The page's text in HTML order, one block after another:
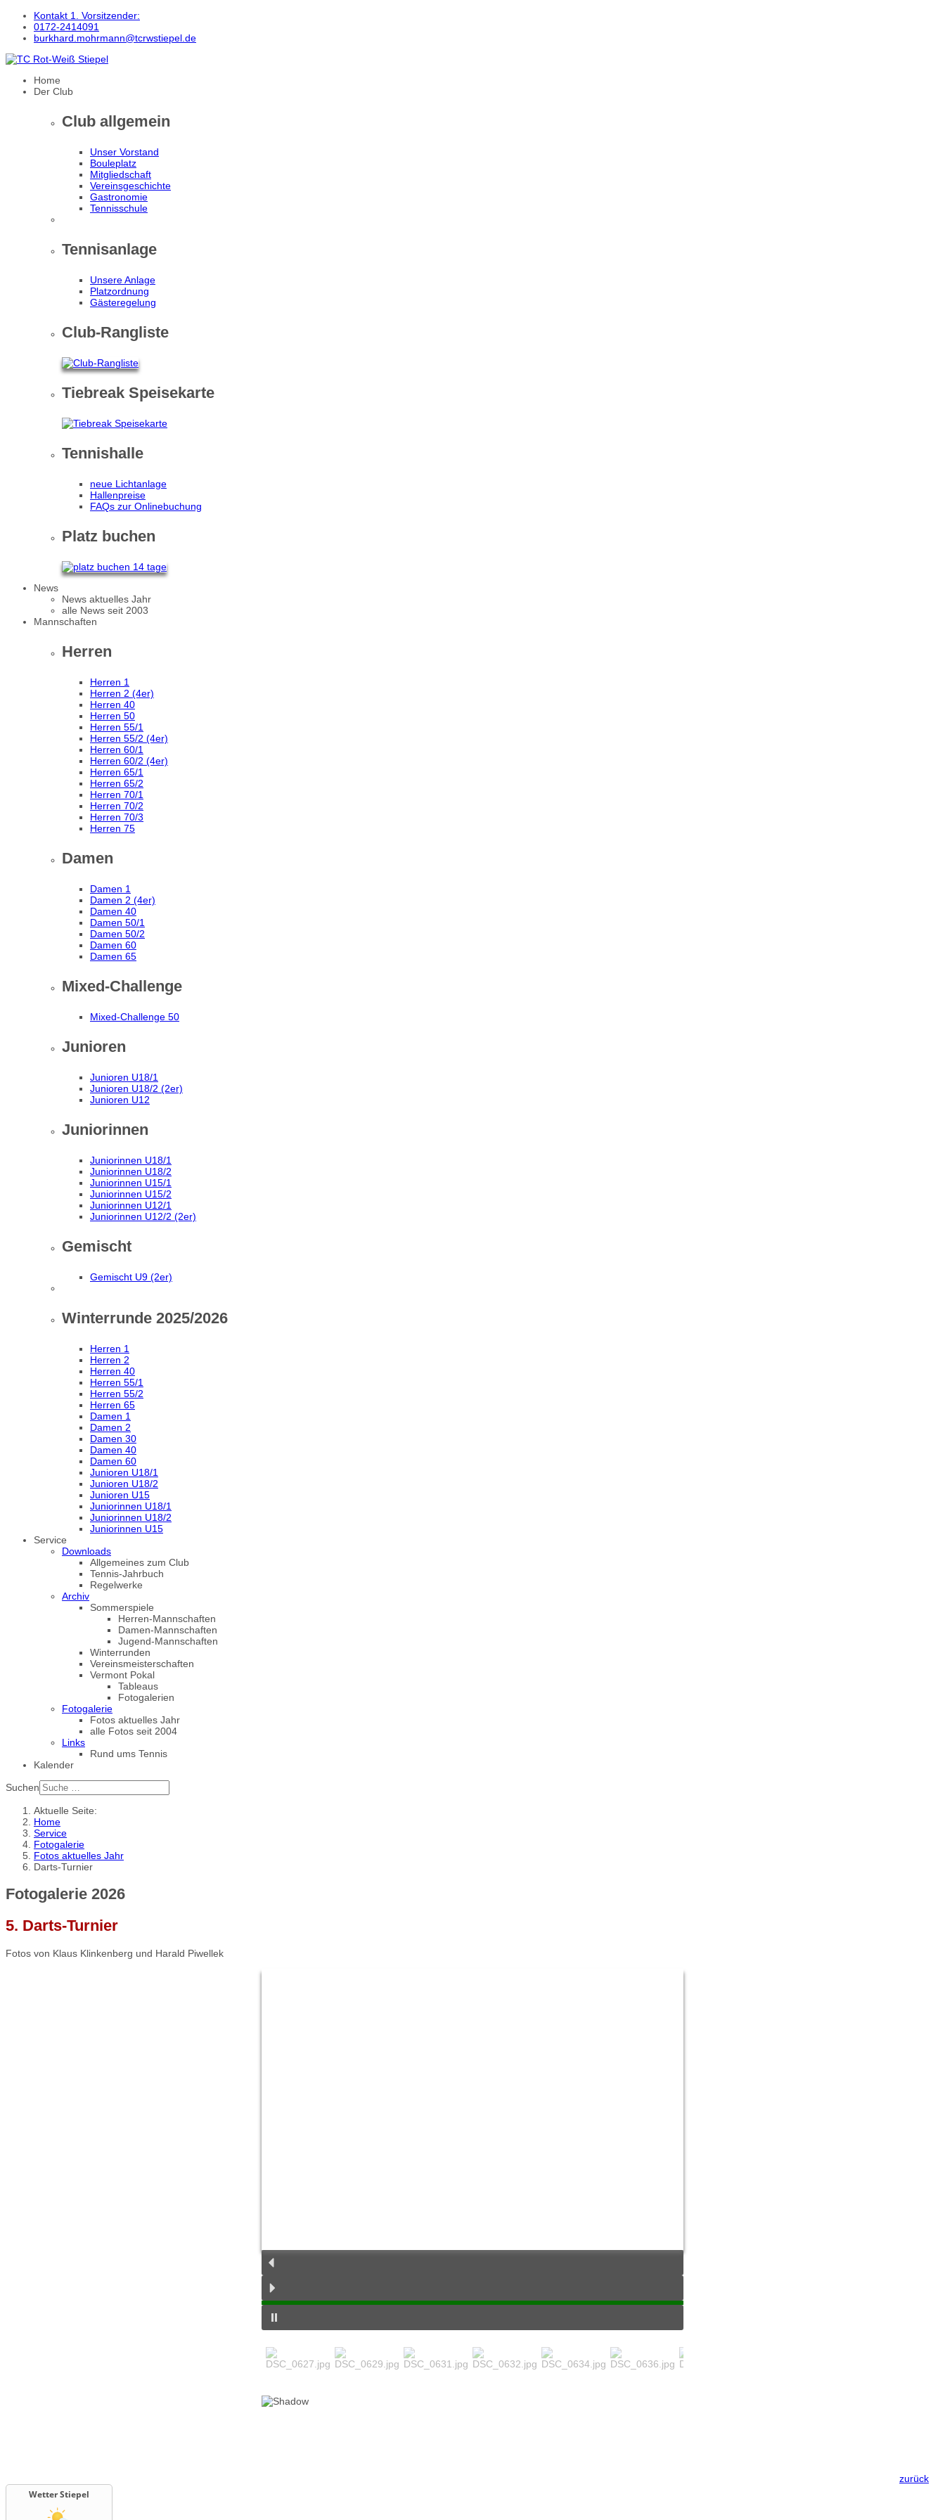
Kontakt 1. Vorsitzender:
0172-2414091
burkhard.mohrmann@tcrwstiepel.de
Home
Der Club
Club allgemein
Unser Vorstand
Bouleplatz
Mitgliedschaft
Vereinsgeschichte
Gastronomie
Tennisschule
Tennisanlage
Unsere Anlage
Platzordnung
Gästeregelung
Club-Rangliste
Tiebreak Speisekarte
Tennishalle
neue Lichtanlage
Hallenpreise
FAQs zur Onlinebuchung
Platz buchen
News
News aktuelles Jahr
alle News seit 2003
Mannschaften
Herren
Herren 1
Herren 2 (4er)
Herren 40
Herren 50
Herren 55/1
Herren 55/2 (4er)
Herren 60/1
Herren 60/2 (4er)
Herren 65/1
Herren 65/2
Herren 70/1
Herren 70/2
Herren 70/3
Herren 75
Damen
Damen 1
Damen 2 (4er)
Damen 40
Damen 50/1
Damen 50/2
Damen 60
Damen 65
Mixed-Challenge
Mixed-Challenge 50
Junioren
Junioren U18/1
Junioren U18/2 (2er)
Junioren U12
Juniorinnen
Juniorinnen U18/1
Juniorinnen U18/2
Juniorinnen U15/1
Juniorinnen U15/2
Juniorinnen U12/1
Juniorinnen U12/2 (2er)
Gemischt
Gemischt U9 (2er)
Winterrunde 2025/2026
Herren 1
Herren 2
Herren 40
Herren 55/1
Herren 55/2
Herren 65
Damen 1
Damen 2
Damen 30
Damen 40
Damen 60
Junioren U18/1
Junioren U18/2
Junioren U15
Juniorinnen U18/1
Juniorinnen U18/2
Juniorinnen U15
Service
Downloads
Allgemeines zum Club
Tennis-Jahrbuch
Regelwerke
Archiv
Sommerspiele
Herren-Mannschaften
Damen-Mannschaften
Jugend-Mannschaften
Winterrunden
Vereinsmeisterschaften
Vermont Pokal
Tableaus
Fotogalerien
Fotogalerie
Fotos aktuelles Jahr
alle Fotos seit 2004
Links
Rund ums Tennis
Kalender
Suchen
Aktuelle Seite:
Home
Service
Fotogalerie
Fotos aktuelles Jahr
Darts-Turnier
Fotogalerie 2026
5. Darts-Turnier
Fotos von Klaus Klinkenberg und Harald Piwellek
zurück
Wetter Stiepel